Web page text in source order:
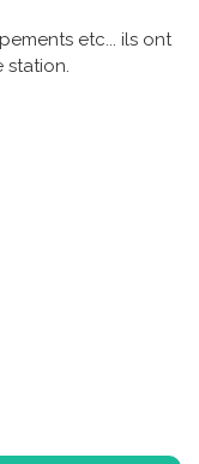
etc... ils ont
station.